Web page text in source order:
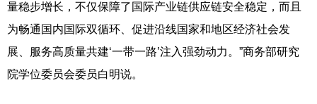
量稳步增长，不仅保障了国际产业链供应链安全稳定，而且
为畅通国内国际双循环、促进沿线国家和地区经济社会发
展、服务高质量共建‘一带一路’注入强劲动力。”商务部研究
院学位委员会委员白明说。